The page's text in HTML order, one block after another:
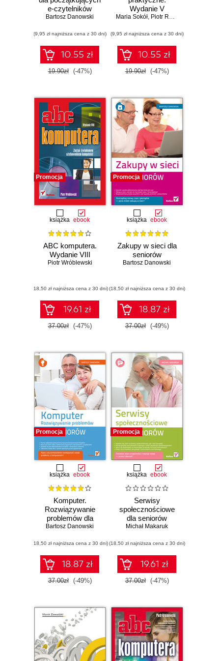
e-czytelników
Bartosz Danowski
(9,95 zł najniższa cena z 30 dni)
10.55 zł
19.90zł (-47%)
Wydanie V
Maria Sokół, Piotr Rajca
(9,95 zł najniższa cena z 30 dni)
10.55 zł
19.90zł (-47%)
Promocja
książka ebook
ABC komputera.
Wydanie VIII
Piotr Wróblewski
(18,50 zł najniższa cena z 30 dni)
19.61 zł
37.00zł (-47%)
Promocja
książka ebook
Zakupy w sieci dla
seniorów
Bartosz Danowski
(18,50 zł najniższa cena z 30 dni)
18.87 zł
37.00zł (-49%)
Promocja
książka ebook
Komputer.
Rozwiązywanie
problemów dla
seniorów
Bartosz Danowski
(18,50 zł najniższa cena z 30 dni)
18.87 zł
37.00zł (-49%)
Promocja
książka ebook
Serwisy
społecznościowe
dla seniorów
Michał Makaruk
(18,50 zł najniższa cena z 30 dni)
19.61 zł
37.00zł (-47%)